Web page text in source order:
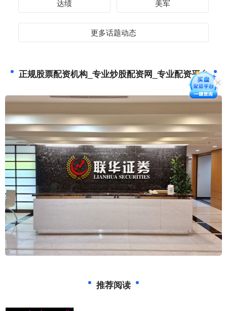
达绩 美军
更多话题动态
正规股票配资机构_专业炒股配资网_专业配资平台
推荐阅读